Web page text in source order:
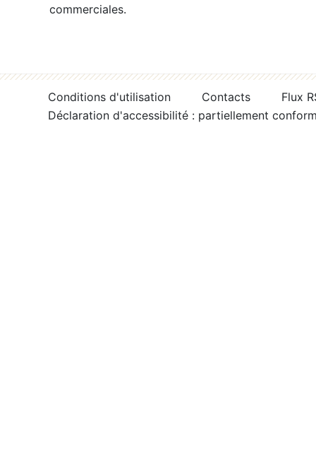
commerciales.
Conditions d'utilisation Contacts
Flux
Déclaration d'accessibilité : partiellement